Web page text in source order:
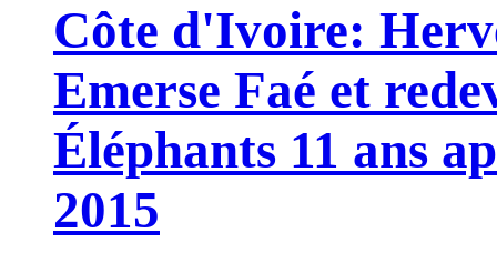
Côte d'Ivoire:
Emerse Faé et
Éléphants 11 ans
2015